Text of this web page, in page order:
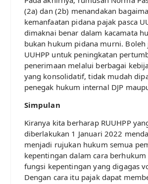
(2a) dan (2b) menandakan
kemanfaatan pidana pajak pasca
dimaknai benar dalam kacamata
bukan hukum pidana murni.
UUHPP untuk peningkatan
penerimaan melalui berbagai
yang konsolidatif, tidak mudah
penegak hukum internal DJP
Simpulan
Kiranya kita berharap RUUHPP
diberlakukan 1 Januari 2022
menjadi rujukan hukum semua
kepentingan dalam cara berhukum
fungsi kepentingan yang digagas
Dengan cara itu pajak dapat